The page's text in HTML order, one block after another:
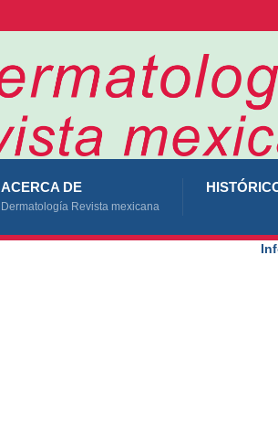
ACERCA DE
Dermatología Revista mexicana